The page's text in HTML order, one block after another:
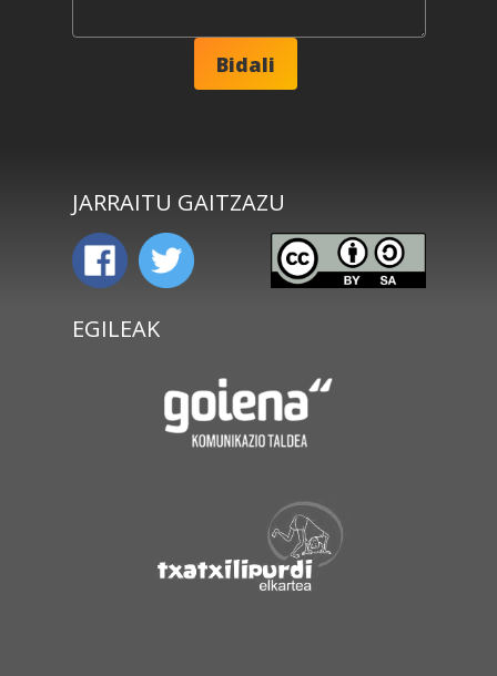
JARRAITU GAITZAZU
EGILEAK